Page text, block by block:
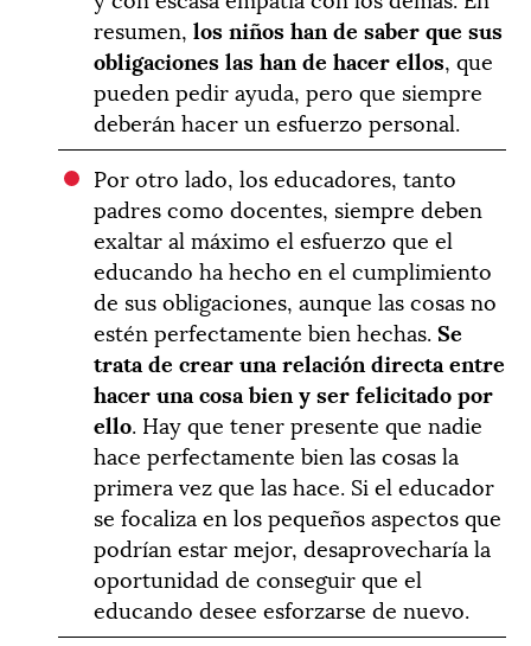
resumen,los niños han de saber que sus
obligaciones las han de hacer ellos, que
pueden pedir ayuda, pero que siempre
deberán hacer un esfuerzo personal.
Por otro lado, los educadores, tanto
padres como docentes, siempre deben
exaltar al máximo el esfuerzo que el
educando ha hecho en el cumplimiento
de sus obligaciones, aunque las cosas no
estén perfectamente bien hechas.Se
trata de crear una relación directa entre
hacer una cosa bien y ser felicitado por
ello. Hay que tener presente que nadie
hace perfectamente bien las cosas la
primera vez que las hace. Si el educador
se focaliza en los pequeños aspectos que
podrían estar mejor, desaprovecharía la
oportunidad de conseguir que el
educando desee esforzarse de nuevo.